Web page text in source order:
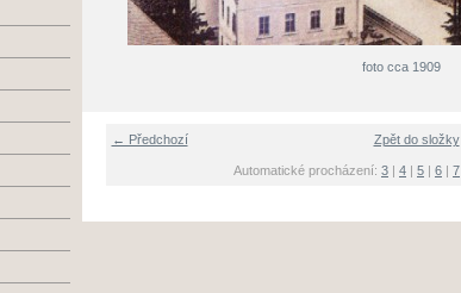
foto cca 1909
← Předchozí Zpět do složky
Automatické procházení: 3 | 4 | 5 | 6 | 7